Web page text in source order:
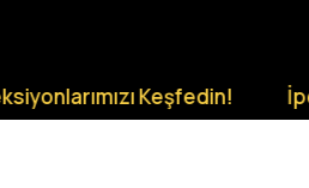
Keşfedin! İpek Silver